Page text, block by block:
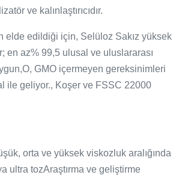
ve kalınlaştırıcıdır.
elde edildiği için, Selüloz Sakız yüksek
en az% 99,5 ulusal ve uluslararası
GMO içermeyen gereksinimleri
ile geliyor., Koşer ve FSSC 22000
orta ve yüksek viskozluk aralığında
ultra tozAraştırma ve geliştirme